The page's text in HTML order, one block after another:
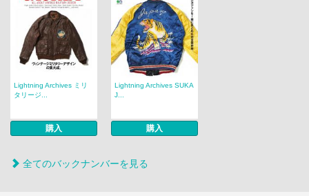
Lightning Archives ミリ
タリージ...
購入
Lightning Archives SUKA
J...
購入
全てのバックナンバーを見る